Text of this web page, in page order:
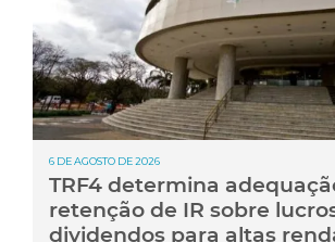
6 DE AGOSTO DE 2026
TRF4 determina
retenção de IR sobre
dividendos para altas